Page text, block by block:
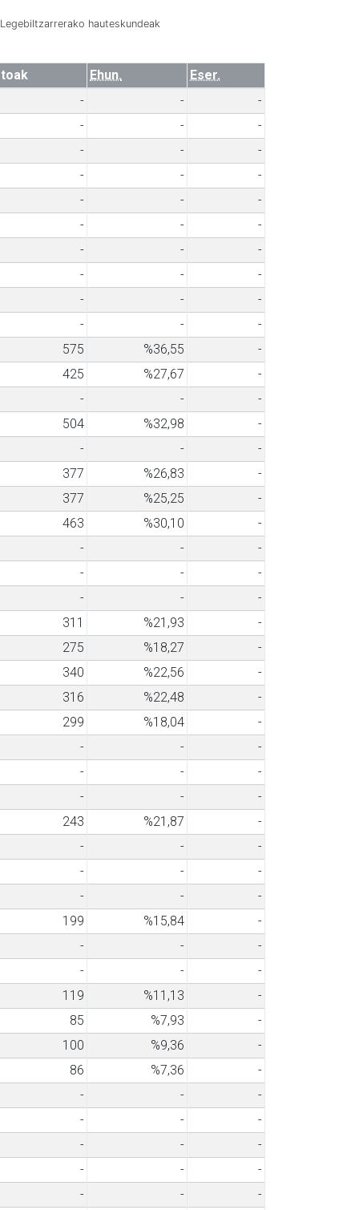
hauteskundeak
Ehun.
Eser.
- -
-
- -
-
- -
-
- -
-
- -
-
- -
-
- -
-
- -
-
- -
-
- -
-
575 %36,55
-
425 %27,67
-
- -
-
504 %32,98
-
- -
-
377 %26,83
-
377 %25,25
-
463 %30,10
-
- -
-
- -
-
- -
-
311 %21,93
-
275 %18,27
-
340 %22,56
-
316 %22,48
-
299 %18,04
-
- -
-
- -
-
- -
-
243 %21,87
-
- -
-
- -
-
- -
-
199 %15,84
-
- -
-
- -
-
119 %11,13
-
85 %7,93
-
100 %9,36
-
86 %7,36
-
- -
-
- -
-
- -
-
- -
-
- -
-